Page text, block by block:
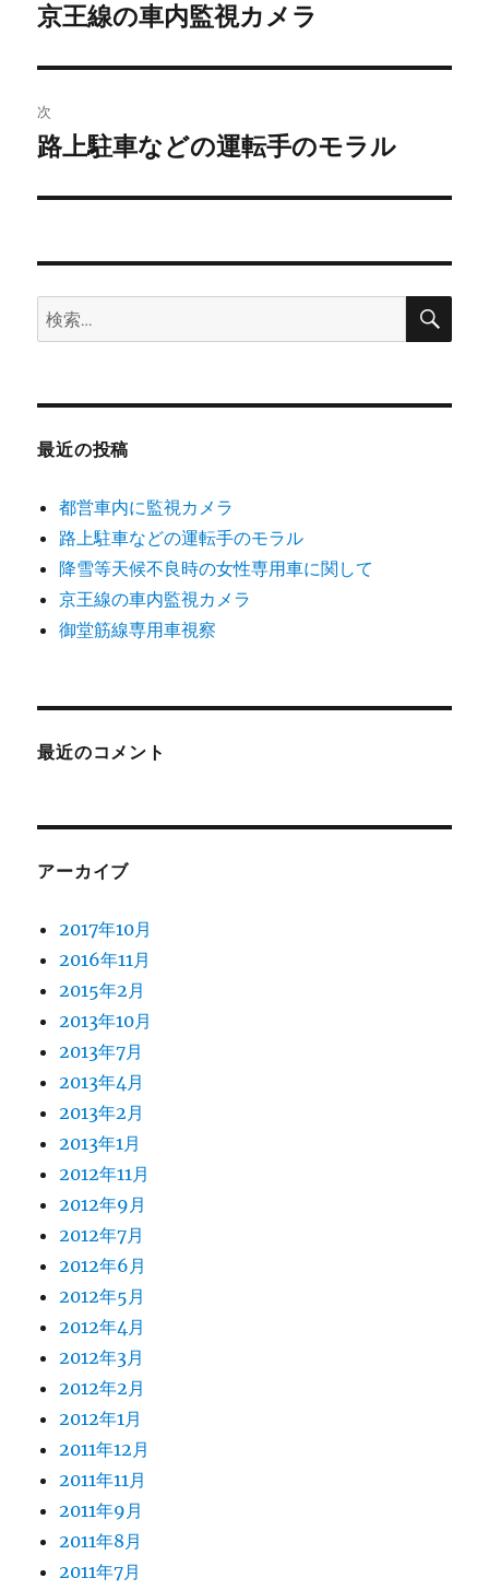
稿
ビ
ゲ
ー
ン
前
投
稿:
京王線の車内監視カメラ
次
次
投
路上駐車などの運転手のモラル
検
索:
検
最近の投稿
都営車内に監視カメラ
路上駐車などの運転手のモラル
降雪等天候不良時の女性専用車に関して
京王線の車内監視カメラ
御堂筋線専用車視察
最近のコメント
アーカイブ
2017年10月
2016年11月
2015年2月
2013年10月
2013年7月
2013年4月
2013年2月
2013年1月
2012年11月
2012年9月
2012年7月
2012年6月
2012年5月
2012年4月
2012年3月
2012年2月
2012年1月
2011年12月
2011年11月
2011年9月
2011年8月
2011年7月